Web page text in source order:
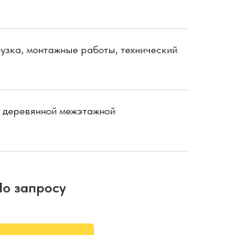
монтажные работы, технический
межэтажной
запросу